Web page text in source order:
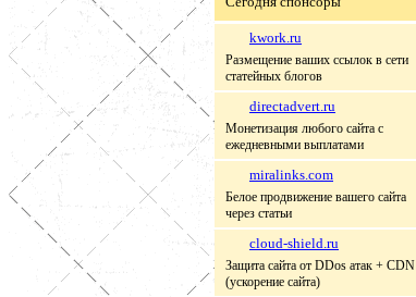
kwork.ru
Размещение ваших ссылок в сети
статейных блогов
directadvert.ru
Монетизация любого сайта с
ежедневными выплатами
miralinks.com
Белое продвижение вашего сайта
через статьи
cloud-shield.ru
Защита сайта от DDos атак + CDN
(ускорение сайта)